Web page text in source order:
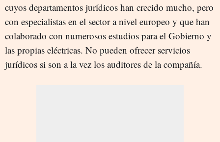
cuyos departamentos jurídicos han crecido mucho, pero
con especialistas en el sector a nivel europeo y que han
colaborado con numerosos estudios para el Gobierno y
las propias eléctricas. No pueden ofrecer servicios
jurídicos si son a la vez los auditores de la compañía.